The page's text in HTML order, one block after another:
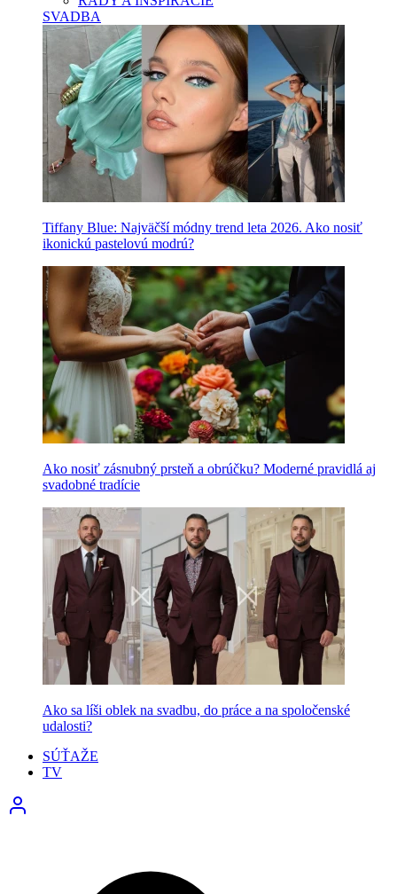
SVADBA
Tiffany Blue: Najväčší módny trend leta 2026. Ako nosiť
ikonickú pastelovú modrú?
Ako nosiť zásnubný prsteň a obrúčku? Moderné pravidlá aj
svadobné tradície
Ako sa líši oblek na svadbu, do práce a na spoločenské
udalosti?
SÚŤAŽE
TV